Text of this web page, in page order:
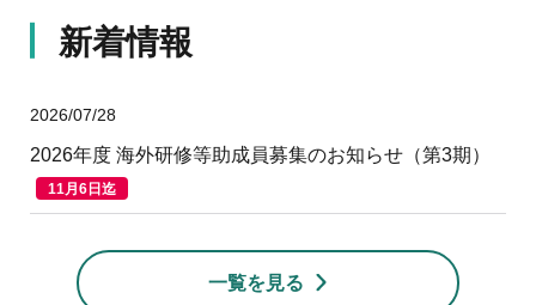
新着情報
2026/07/28
2026年度 海外研修等助成員募集のお知らせ（第3期）
11月6日迄
一覧を見る